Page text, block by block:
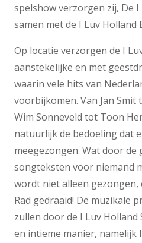
spelshow verzorgen zij, De
samen met de I Luv Holland
Op locatie verzorgen de I
aanstekelijke en met
waarin vele hits van
voorbijkomen. Van Jan Smit
Wim Sonneveld tot Toon
natuurlijk de bedoeling dat
meegezongen. Wat door de
songteksten voor niemand
wordt niet alleen
Rad gedraaid! De muzikale
zullen door de I Luv
en intieme manier,